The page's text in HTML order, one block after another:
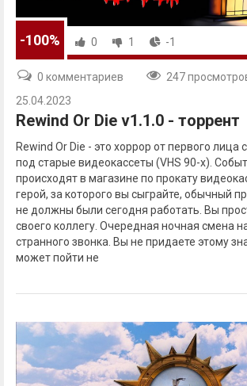
-100% 0 1 -1
0 комментариев
247
25.04.2023
Rewind Or Die v1.1.0 - торрент
Rewind Or Die - это хоррор от первого лица
под старые видеокассеты (VHS 90-х).
происходят в магазине по прокату
герой, за которого вы сыграйте, обычный
не должны были сегодня работать. Вы
своего коллегу. Очередная ночная смена
странного звонка. Вы не придаете этому
может пойти не